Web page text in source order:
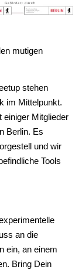
mutigen
stehen
im Mittelpunkt.
einiger Mitglieder
Berlin. Es
und wir
Tools
an die
ein, an einem
Bring Dein